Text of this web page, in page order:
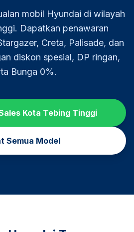
mobil Hyundai di wilayah
. Dapatkan penawaran
Creta, Palisade, dan
diskon spesial, DP ringan,
Bunga 0%.
Kota Tebing Tinggi
Semua Model